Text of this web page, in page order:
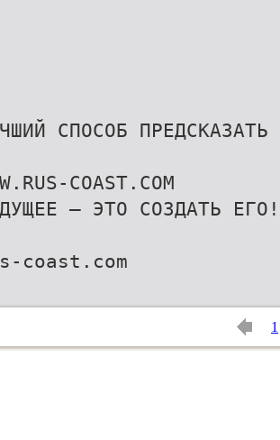
СПОСОБ ПРЕДСКАЗАТЬ
COAST.COM
– ЭТО СОЗДАТЬ ЕГО!
coast.com
1